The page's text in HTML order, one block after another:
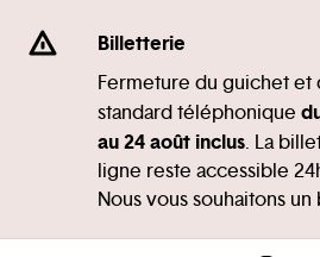
Se rendre au
Contenu principal
Pied de page
Billetterie
Fermeture du guichet et
standard téléphonique
au 24 août inclus. La
ligne reste accessible
Nous vous souhaitons un